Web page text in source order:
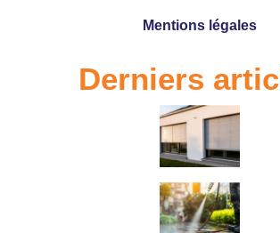
Mentions légales
Derniers